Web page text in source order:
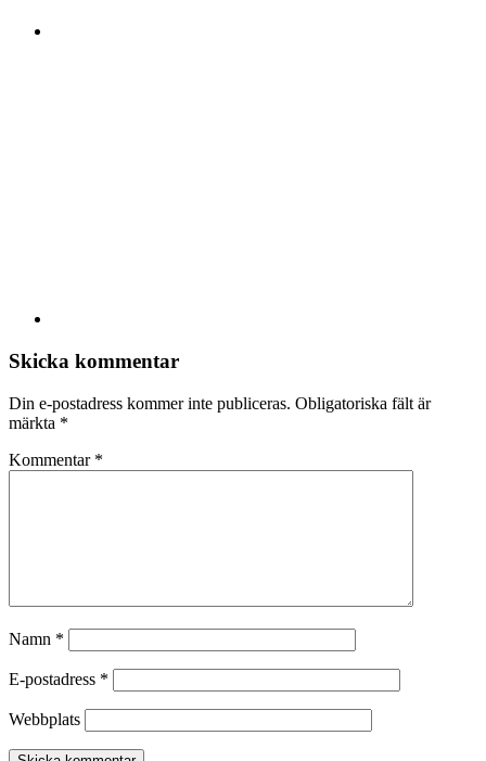
Skicka kommentar
Din e-postadress kommer inte publiceras. Obligatoriska fält är
märkta *
Kommentar *
Namn *
E-postadress *
Webbplats